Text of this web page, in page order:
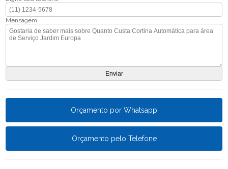
Mensagem
Orçamento por Whatsapp
Orçamento pelo Telefone